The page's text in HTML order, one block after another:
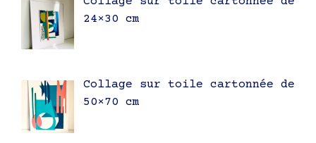
24×30 cm
Collage sur toile cartonnée de
50×70 cm